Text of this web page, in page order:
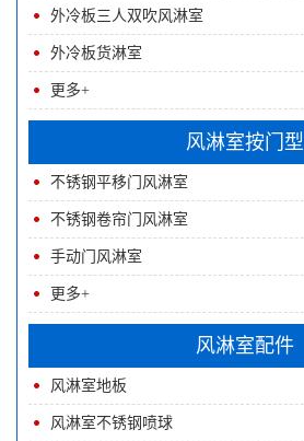
外冷板三人双吹风淋室
外冷板货淋室
更多+
风淋室按门型
不锈钢平移门风淋室
不锈钢卷帘门风淋室
手动门风淋室
更多+
风淋室配件
风淋室地板
风淋室不锈钢喷球